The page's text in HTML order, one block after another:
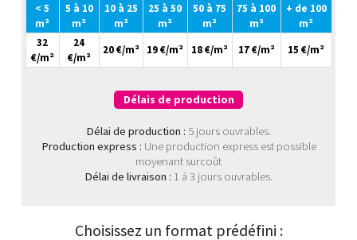
< 5
m²
5 à 10
m²
10 à 25
m²
25 à 50
m²
50 à 75
m²
75 à 100
m²
+ de 100
m²
32
€/m²
24
€/m²
20 €/m² 19 €/m² 18 €/m² 17 €/m² 15 €/m²
Délais de production
Délai de production : 5 jours ouvrables.
Production express : Une production express est possible
moyenant surcoût
Délai de livraison : 1 à 3 jours ouvrables.
Choisissez un format prédéfini :